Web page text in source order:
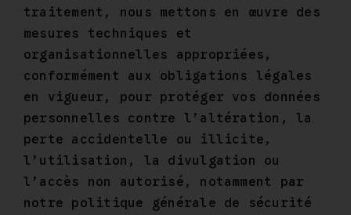
traitement, nous mettons en œuvre des
mesures techniques et
organisationnelles appropriées,
conformément aux obligations légales
en vigueur, pour protéger vos données
personnelles contre l’altération, la
perte accidentelle ou illicite,
l’utilisation, la divulgation ou
l’accès non autorisé, notamment par
notre politique générale de sécurité